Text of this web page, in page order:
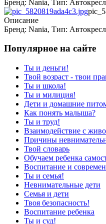
Бренд: Nania, Тип:
Описание
Бренд: Nania, Тип:
Популярное на сайте
Ты и деньги!
Твой возраст - твои
Ты и школа!
Ты и милиция!
Дети и домашние
Как понять малыша?
Ты и труд!
Взаимодействие с
Причины
Твой словарь
Обучаем ребенка
Воспитание и
Ты и семья!
Невнимательные дети
Семья и дети
Твоя безопасность!
Воспитание ребенка
Ты и суд!